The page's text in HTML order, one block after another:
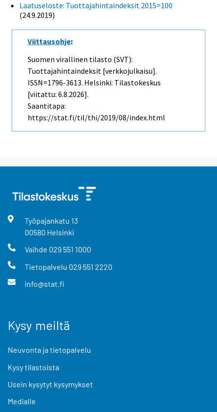
Laatuseloste: Tuottajahintaindeksit 2015=100
(24.9.2019)
Viittausohje:
Suomen virallinen tilasto (SVT):
Tuottajahintaindeksit [verkkojulkaisu].
ISSN=1796-3613. Helsinki: Tilastokeskus
[viitattu: 6.8.2026].
Saantitapa:
https://stat.fi/til/thi/2019/08/index.html
Työpajankatu 13
00580 Helsinki
Vaihde 029 551 1000
Tietopalvelu 029 551 2220
info@stat.fi
Kysy meiltä
Neuvonta ja tietopalvelu
Kysy tilastoista
Usein kysytyt kysymykset
Medialle